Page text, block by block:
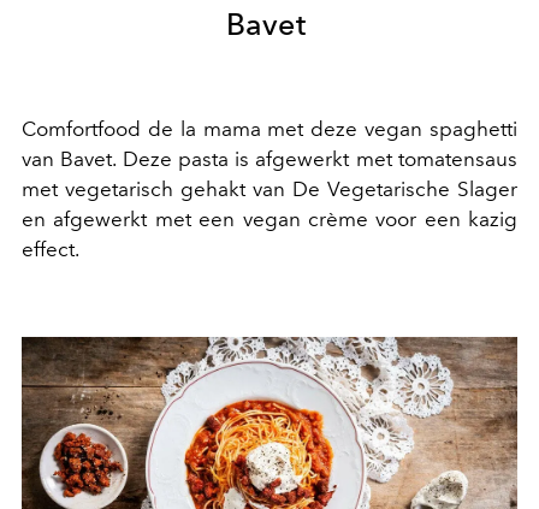
Bavet
Comfortfood de la mama met deze vegan spaghetti
van Bavet. Deze pasta is afgewerkt met tomatensaus
met vegetarisch gehakt van De Vegetarische Slager
en afgewerkt met een vegan crème voor een kazig
effect.